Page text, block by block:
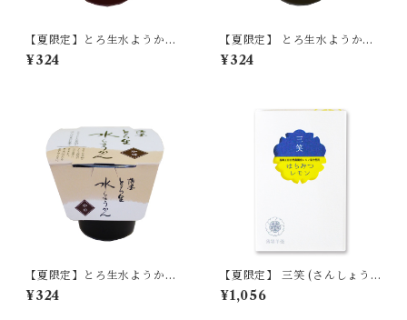
【夏限定】とろ生水ようか
ん 小豆 単品 【季節限定/
期間限定】
¥324
【夏限定】 とろ生水ようか
ん 抹茶 (まっちゃ) 単品
【季節限定/期間限定】
¥324
【夏限定】とろ生水ようか
ん 珈琲 (コーヒー) 単品
【季節限定/期間限定】
¥324
【夏限定】 三笑 (さんしょう)
はちみつレモン 単品 【季節限
定/期間限定】
¥1,056